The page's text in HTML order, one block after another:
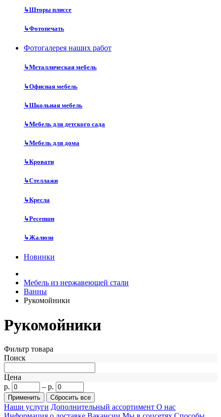
↳Шторы плиссе
↳Фотопечать
Фотогалерея наших работ
↳Металлическая мебель
↳Офисная мебель
↳Школьная мебель
↳Мебель для детского сада
↳Мебель для дома
↳Кровати
↳Стеллажи
↳Кресла
↳Ресепшн
↳Жалюзи
Новинки
Мебель из нержавеющей стали
Ванны
Рукомойники
Рукомойники
Фильтр товара
Поиск
Цена
р.
– р.
Наши услуги Дополнительный ассортимент О нас